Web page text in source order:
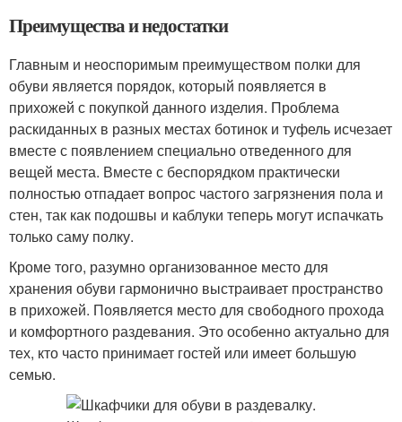
Преимущества и недостатки
Главным и неоспоримым преимуществом полки для
обуви является порядок, который появляется в
прихожей с покупкой данного изделия. Проблема
раскиданных в разных местах ботинок и туфель исчезает
вместе с появлением специально отведенного для
вещей места. Вместе с беспорядком практически
полностью отпадает вопрос частого загрязнения пола и
стен, так как подошвы и каблуки теперь могут испачкать
только саму полку.
Кроме того, разумно организованное место для
хранения обуви гармонично выстраивает пространство
в прихожей. Появляется место для свободного прохода
и комфортного раздевания. Это особенно актуально для
тех, кто часто принимает гостей или имеет большую
семью.